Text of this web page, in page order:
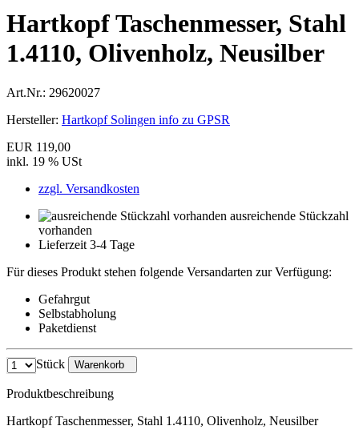
Hartkopf Taschenmesser, Stahl
1.4110, Olivenholz, Neusilber
Art.Nr.: 29620027
Hersteller: Hartkopf Solingen info zu GPSR
EUR 119,00
inkl. 19 % USt
zzgl. Versandkosten
ausreichende Stückzahl
vorhanden
Lieferzeit 3-4 Tage
Für dieses Produkt stehen folgende Versandarten zur Verfügung:
Gefahrgut
Selbstabholung
Paketdienst
Stück Warenkorb
Produktbeschreibung
Hartkopf Taschenmesser, Stahl 1.4110, Olivenholz, Neusilber